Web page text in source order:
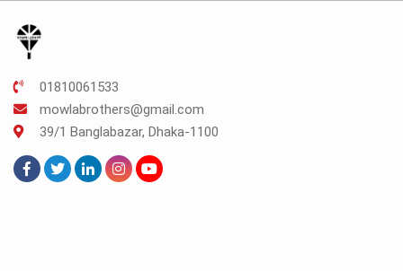
01810061533
mowlabrothers@gmail.com
39/1 Banglabazar, Dhaka-1100